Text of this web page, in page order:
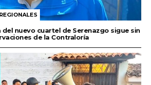
nuevo cuartel de Serenazgo sigue sin
de la Contraloría